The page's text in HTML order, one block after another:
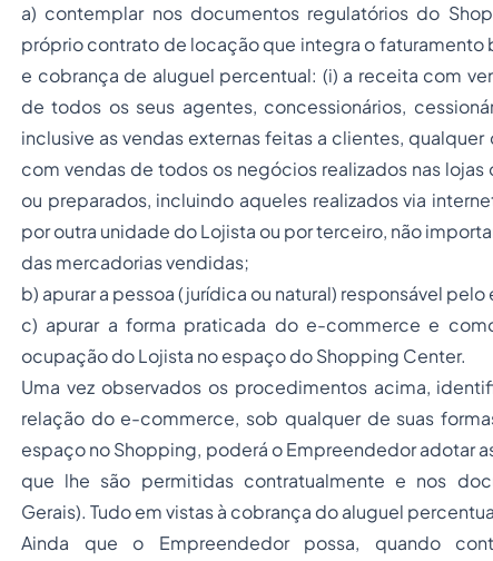
a) contemplar nos documentos regulatórios do
próprio contrato de locação que integra o faturamento
e cobrança de aluguel percentual: (i) a receita com
de todos os seus agentes, concessionários,
inclusive as vendas externas feitas a clientes,
com vendas de todos os negócios realizados nas
ou preparados, incluindo aqueles realizados via
por outra unidade do Lojista ou por terceiro, não
das mercadorias vendidas;
b) apurar a pessoa (jurídica ou natural) responsável
c) apurar a forma praticada do e-commerce e
ocupação do Lojista no espaço do Shopping Center.
Uma vez observados os procedimentos acima,
relação do e-commerce, sob qualquer de suas
espaço no Shopping, poderá o Empreendedor adotar
que lhe são permitidas contratualmente e nos
Gerais). Tudo em vistas à cobrança do aluguel
Ainda que o Empreendedor possa, quando